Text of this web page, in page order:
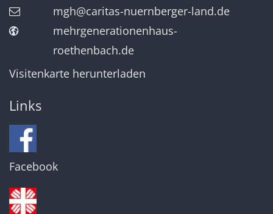
mgh@caritas-nuernberger-land.de
mehrgenerationenhaus-
roethenbach.de
Visitenkarte herunterladen
Links
Facebook